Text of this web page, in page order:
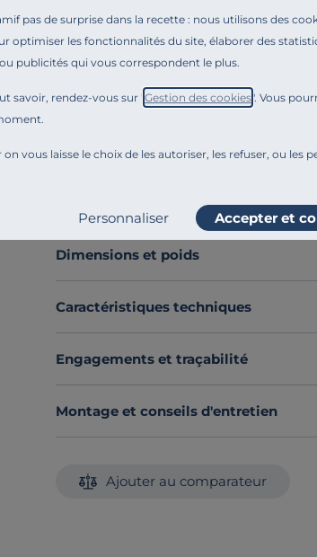
pas de surprise dans la recette : nous utilisons des
optimiser les fonctionnalités du site, élaborer des
publicités qui vous correspondent le plus.
savoir, rendez-vous sur " Gestion des cookies". Vous
on vous laisse le choix de les autoriser, les refuser, ou les
Personnaliser Accepter et
Référence : 100362691310
Passez l’hiver au chaud grâce à la
Indémodable et confortable, cette
matière naturelle. Elle est parfaite
Découvrez toute notre sélection :
Dimensions et poids
Caractéristiques techniques
Engagements et traçabilité
Montage et conseils d'entretien
Ajouter au comparateur